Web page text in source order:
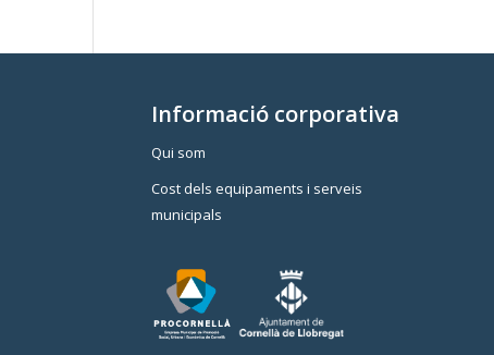
Informació corporativa
Qui som
Cost dels equipaments i serveis
municipals